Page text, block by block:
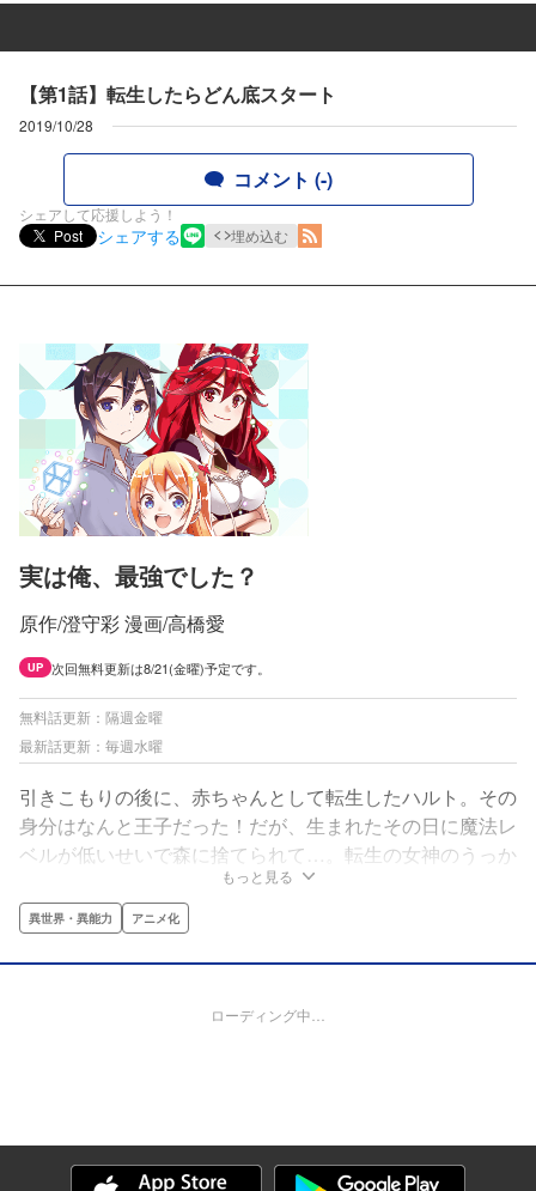
【第1話】転生したらどん底スタート
2019/10/28
コメント (-)
シェアして応援しよう！
Post
シェアする 埋め込む
実は俺、最強でした？
原作/澄守彩 漫画/高橋愛
UP 次回無料更新は8/21(金曜)予定です。
無料話更新：隔週金曜
最新話更新：毎週水曜
引きこもりの後に、赤ちゃんとして転生したハルト。その
身分はなんと王子だった！だが、生まれたその日に魔法レ
ベルが低いせいで森に捨てられて…。転生の女神のうっか
りで、通常の1000倍の魔法レベルを与えられたのに気づ
かれないハルトの運命は!?小説家になろうの人気作をコミ
カライズ！
もっと見る
異世界・異能力 アニメ化
ローディング中…